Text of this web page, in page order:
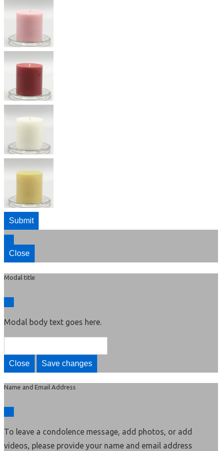
Submit
Close
Modal title
Modal body text goes here.
Close Save changes
Name and Email Address
To leave a condolence message, add photos, or add
videos, please provide your name and email address